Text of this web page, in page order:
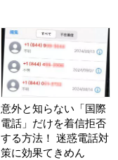
意外と知らない「国際
電話」だけを着信拒否
する方法！ 迷惑電話対
策に効果てきめん